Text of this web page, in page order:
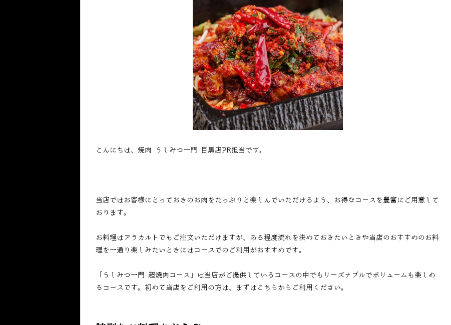
こんにちは、焼肉 うしみつ一門 目黒店PR担当です。
当店ではお客様にとっておきのお肉をたっぷりと楽しんでいただけるよう、お得なコースを豊富にご用意して
おります。
お料理はアラカルトでもご注文いただけますが、ある程度流れを決めておきたいときや当店のおすすめのお料
理を一通り楽しみたいときにはコースでのご利用がおすすめです。
「うしみつ一門 超焼肉コース」は当店がご提供しているコースの中でもリーズナブルでボリュームも楽しめ
るコースです。初めて当店をご利用の方は、まずはこちらからご利用ください。